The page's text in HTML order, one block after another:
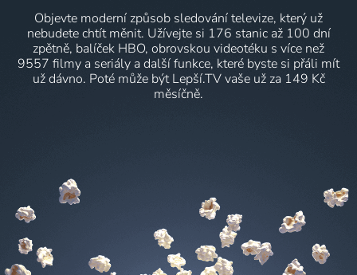
Objevte moderní způsob sledování televize, který už
nebudete chtít měnit. Užívejte si 176 stanic až 100 dní
zpětně, balíček HBO, obrovskou videotéku s více než
9557 filmy a seriály a další funkce, které byste si přáli mít
už dávno. Poté může být Lepší.TV vaše už za 149 Kč
měsíčně.